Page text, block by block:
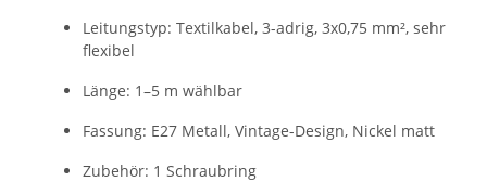
Leitungstyp: Textilkabel, 3-adrig, 3x0,75 mm², sehr
flexibel
Länge: 1–5 m wählbar
Fassung: E27 Metall, Vintage-Design, Nickel matt
Zubehör: 1 Schraubring